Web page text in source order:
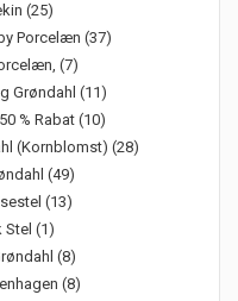
(25)
Porcelæn (37)
(7)
Grøndahl (11)
% Rabat (10)
(Kornblomst) (28)
(49)
(13)
Stel (1)
(8)
(8)